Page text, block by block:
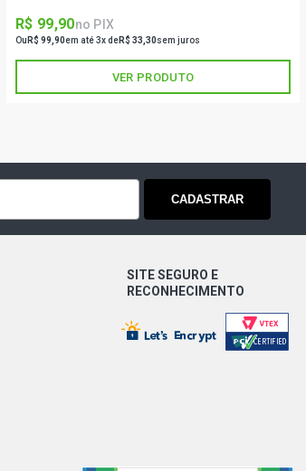
R$ 99,90no PIX
Ou R$ 99,90em até 3x deR$ 33,30sem juros
VER PRODUTO
CADASTRAR
SITE SEGURO E
RECONHECIMENTO